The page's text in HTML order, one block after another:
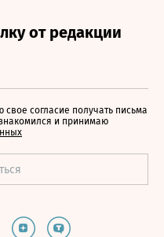
согласие получать письма
и принимаю